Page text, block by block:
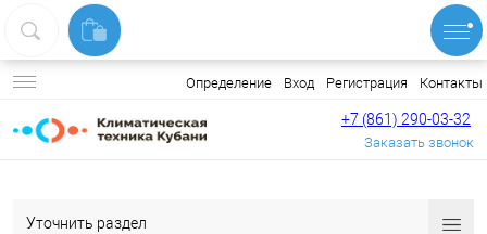
Определение Вход Регистрация Контакты
+7 (861) 290-03-32
Заказать звонок
Уточнить раздел